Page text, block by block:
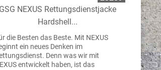
GSG NEXUS Rettungsdienstjacke
Hardshell...
die Besten das Beste. Mit NEXUS
ein neues Denken im
Denn was wir mit
entwickelt haben, ist das